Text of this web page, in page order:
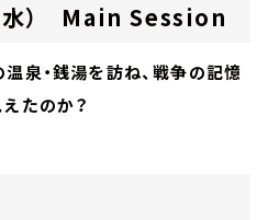
水） Main Session
泉・銭湯を訪ね、戦争の記憶
たのか？